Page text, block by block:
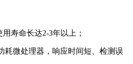
寿命长达2-3年以上；
耗微处理器，响应时间短、检测误